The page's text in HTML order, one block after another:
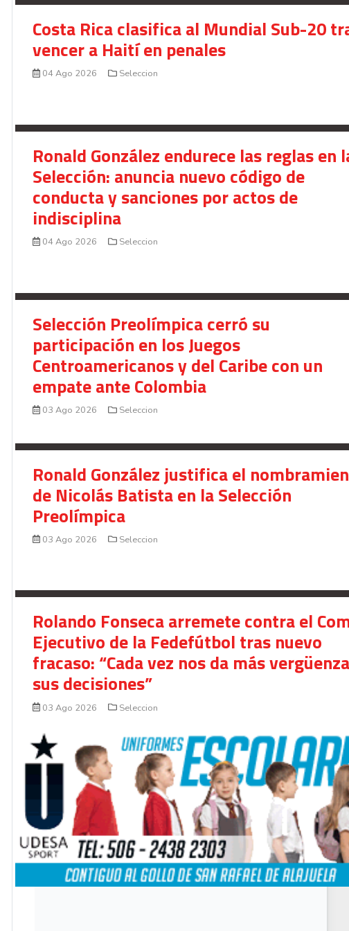
Costa Rica clasifica al Mundial Sub-20
vencer a Haití en penales
04 Ago 2026 Seleccion
Ronald González endurece las reglas en
Selección: anuncia nuevo código de
conducta y sanciones por actos de
indisciplina
04 Ago 2026 Seleccion
Selección Preolímpica cerró su
participación en los Juegos
Centroamericanos y del Caribe con un
empate ante Colombia
03 Ago 2026 Seleccion
Ronald González justifica el
de Nicolás Batista en la Selección
Preolímpica
03 Ago 2026 Seleccion
Rolando Fonseca arremete contra el
Ejecutivo de la Fedefútbol tras nuevo
fracaso: “Cada vez nos da más vergüenza
sus decisiones”
03 Ago 2026 Seleccion